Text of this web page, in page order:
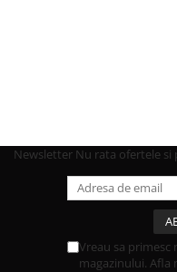
Newsletter Nu rata ofertele
Vreau sa
magazinului. Afla